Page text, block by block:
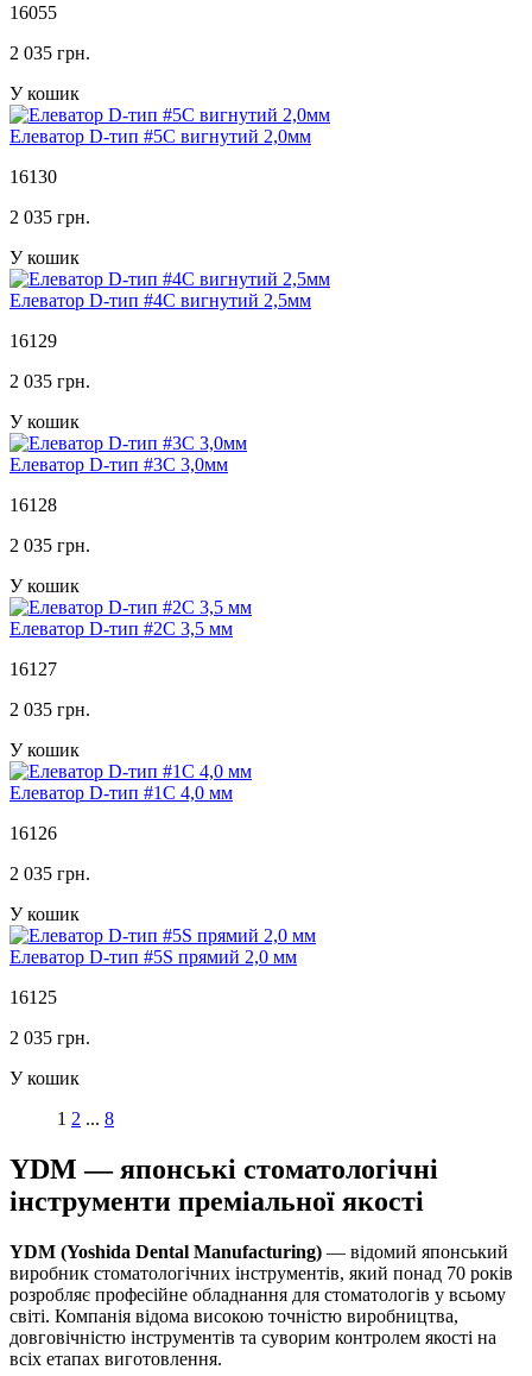
16055
2 035 грн.
У кошик
Елеватор D-тип #5C вигнутий 2,0мм
16130
2 035 грн.
У кошик
Елеватор D-тип #4C вигнутий 2,5мм
16129
2 035 грн.
У кошик
Елеватор D-тип #3C 3,0мм
16128
2 035 грн.
У кошик
Елеватор D-тип #2C 3,5 мм
16127
2 035 грн.
У кошик
Елеватор D-тип #1C 4,0 мм
16126
2 035 грн.
У кошик
Елеватор D-тип #5S прямий 2,0 мм
16125
2 035 грн.
У кошик
1 2 ... 8
YDM — японські стоматологічні
інструменти преміальної якості
YDM (Yoshida Dental Manufacturing) — відомий японський
виробник стоматологічних інструментів, який понад 70 років
розробляє професійне обладнання для стоматологів у всьому
світі. Компанія відома високою точністю виробництва,
довговічністю інструментів та суворим контролем якості на
всіх етапах виготовлення.